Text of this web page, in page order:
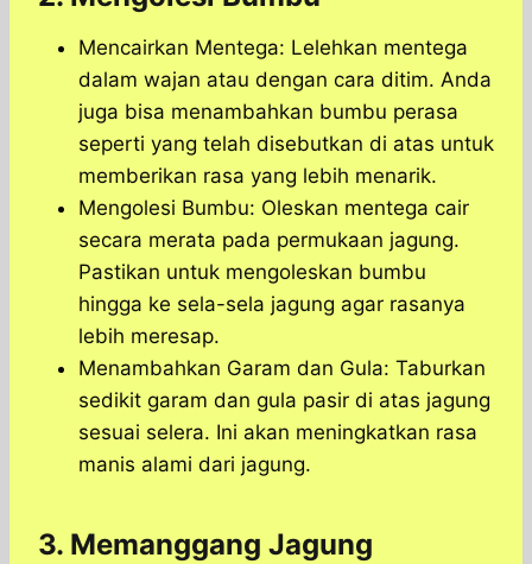
Mencairkan Mentega: Lelehkan mentega
dalam wajan atau dengan cara ditim. Anda
juga bisa menambahkan bumbu perasa
seperti yang telah disebutkan di atas untuk
memberikan rasa yang lebih menarik.
Mengolesi Bumbu: Oleskan mentega cair
secara merata pada permukaan jagung.
Pastikan untuk mengoleskan bumbu
hingga ke sela-sela jagung agar rasanya
lebih meresap.
Menambahkan Garam dan Gula: Taburkan
sedikit garam dan gula pasir di atas jagung
sesuai selera. Ini akan meningkatkan rasa
manis alami dari jagung.
3. Memanggang Jagung